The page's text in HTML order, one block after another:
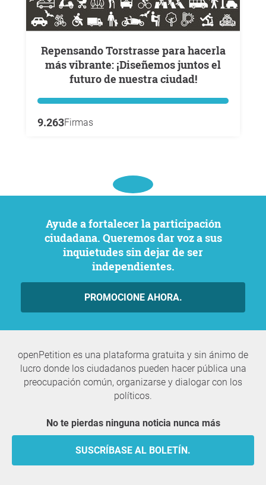
Repensando Torstrasse para hacerla
más vibrante: ¡Diseñemos juntos el
futuro de nuestra ciudad!
9.263Firmas
Ayude a fortalecer la participación
ciudadana. Queremos dar voz a sus
inquietudes sin dejar de ser
independientes.
PROMOCIONE AHORA.
openPetition es una plataforma gratuita y sin ánimo de
lucro donde los ciudadanos pueden hacer pública una
preocupación común, organizarse y dialogar con los
políticos.
No te pierdas ninguna noticia nunca más
SUSCRÍBASE AL BOLETÍN.